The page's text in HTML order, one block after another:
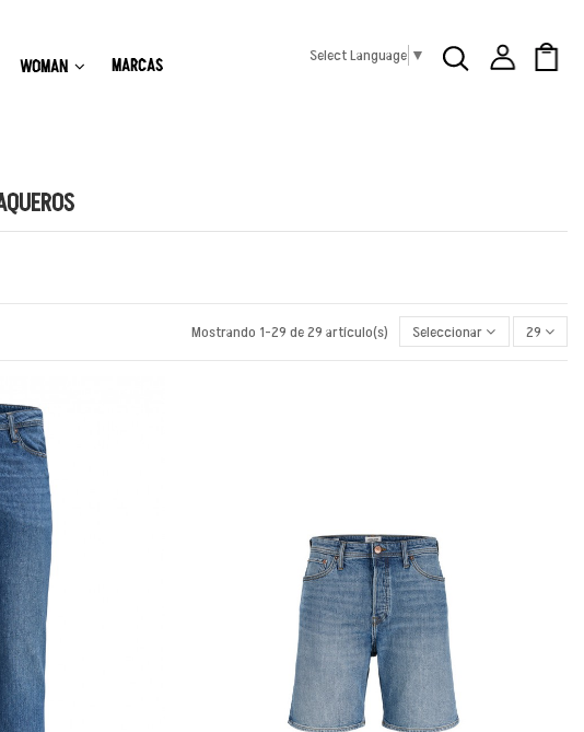
Select Language ▼
WOMAN MARCAS
Mostrando 1-29 de 29 artículo(s) Seleccionar 29